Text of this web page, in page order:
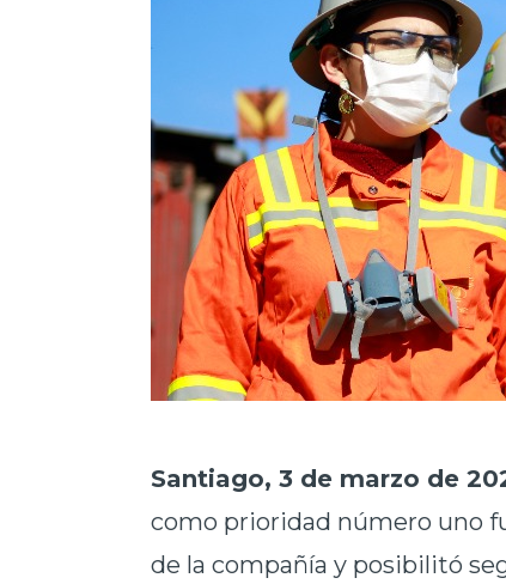
Santiago, 3 de marzo de
como prioridad número uno
de la compañía y posibilitó